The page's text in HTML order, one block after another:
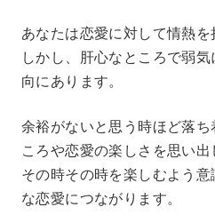
あなたは恋愛に対して情熱を
しかし、肝心なところで弱
向にあります。
余裕がないと思う時ほど落
ころや恋愛の楽しさを思い出
その時その時を楽しむよう
な恋愛につながります。